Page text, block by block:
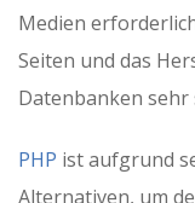
Medien
Seiten und das
Datenbanken sehr
PHP ist aufgrund
Alternativen, um